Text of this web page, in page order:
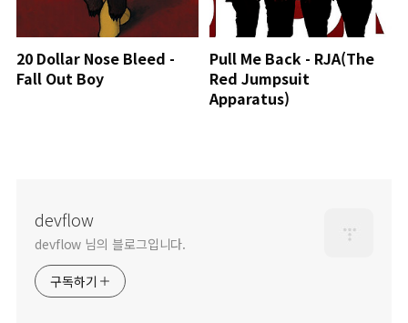
20 Dollar Nose Bleed -
Fall Out Boy
Pull Me Back - RJA(The
Red Jumpsuit
Apparatus)
devflow
devflow 님의 블로그입니다.
구독하기